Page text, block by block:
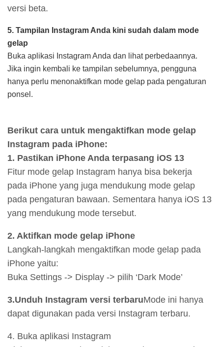
versi beta.
5. Tampilan Instagram Anda kini sudah dalam mode
gelap
Buka aplikasi Instagram Anda dan lihat perbedaannya.
Jika ingin kembali ke tampilan sebelumnya, pengguna
hanya perlu menonaktifkan mode gelap pada pengaturan
ponsel.
Berikut cara untuk mengaktifkan mode gelap
Instagram pada iPhone:
1. Pastikan iPhone Anda terpasang iOS 13
Fitur mode gelap Instagram hanya bisa bekerja
pada iPhone yang juga mendukung mode gelap
pada pengaturan bawaan. Sementara hanya iOS 13
yang mendukung mode tersebut.
2. Aktifkan mode gelap iPhone
Langkah-langkah mengaktifkan mode gelap pada
iPhone yaitu:
Buka Settings -> Display -> pilih ‘Dark Mode’
3.Unduh Instagram versi terbaruMode ini hanya
dapat digunakan pada versi Instagram terbaru.
4. Buka aplikasi Instagram